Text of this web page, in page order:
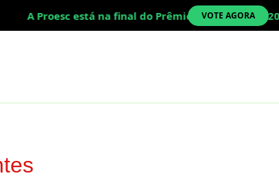
A Proesc está na final do Prêmio Top Educação 2026!
VOTE AGORA